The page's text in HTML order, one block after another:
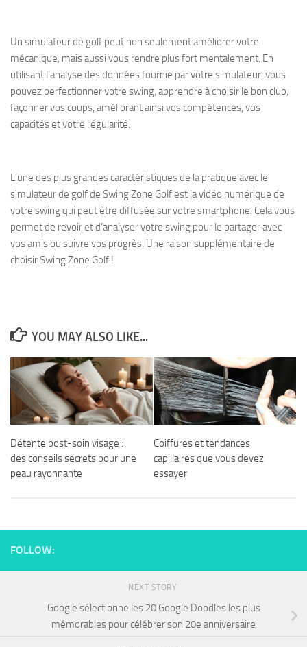
Un simulateur de golf peut non seulement améliorer votre
mécanique, mais aussi vous rendre plus fort mentalement. En
utilisant l’analyse des données fournie par votre simulateur, vous
pouvez perfectionner votre swing, apprendre à choisir le bon club,
façonner vos coups, améliorant ainsi vos compétences, vos
capacités et votre régularité.
L’une des plus grandes caractéristiques de la pratique avec le
simulateur de golf de Swing Zone Golf est la vidéo numérique de
votre swing qui peut être diffusée sur votre smartphone. Cela vous
permet de revoir et d’analyser votre swing pour le partager avec
vos amis ou suivre vos progrès. Une raison supplémentaire de
choisir Swing Zone Golf !
YOU MAY ALSO LIKE...
Détente post-soin visage :
des conseils secrets pour une
peau rayonnante
Coiffures et tendances
capillaires que vous devez
essayer
FOLLOW:
NEXT STORY
Google sélectionne les 20 Google Doodles les plus
mémorables pour célébrer son 20e anniversaire